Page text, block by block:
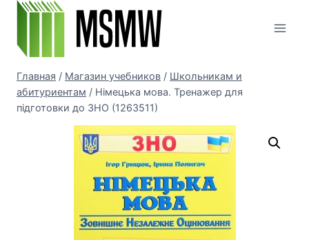
Перейти
содержимому
Главная / Магазин учебников / Школьникам и
абитуриентам / Німецька мова. Тренажер для
підготовки до ЗНО (1263511)